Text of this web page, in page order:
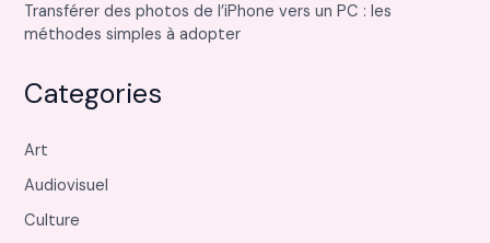
Transférer des photos de l’iPhone vers un PC : les
méthodes simples à adopter
Categories
Art
Audiovisuel
Culture